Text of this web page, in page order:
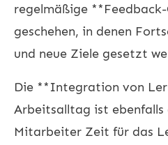
regelmäßige
geschehen, in denen
und neue Ziele gesetzt
Die **Integration von
Arbeitsalltag ist ebenfalls
Mitarbeiter Zeit für das